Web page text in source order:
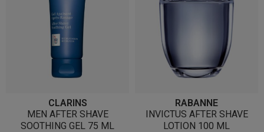
CLARINS
MEN AFTER SHAVE
SOOTHING GEL 75 ML
RABANNE
INVICTUS AFTER SHAVE
LOTION 100 ML